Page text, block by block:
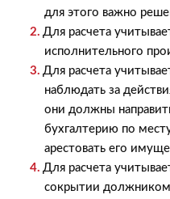
для этого важно
Для расчета
исполнительного
Для расчета
наблюдать за
они должны
бухгалтерию по
арестовать его
Для расчета
сокрытии